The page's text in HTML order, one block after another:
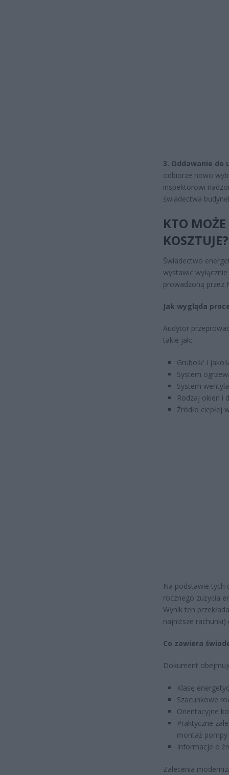
3. Oddawanie do
odbiorze nowo
inspektorowi
świadectwa
KTO
KOSZTUJE?
Świadectwo
wystawić
prowadzoną przez
Jak wygląda
Audytor
takie jak:
Grubość i
System
System
Rodzaj okien i
Źródło ciepłej
Na podstawie tych
rocznego zużycia
Wynik ten
najniższe
Co zawiera
Dokument
Klasę
Szacunkowe
Orientacyjne
Praktyczne
montaż pompy
Informacje o
Zalecenia